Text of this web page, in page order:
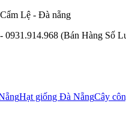
Lệ - Đà nẵng
0931.914.968 (Bán Hàng Số
Hạt giống Đà NẵngCây